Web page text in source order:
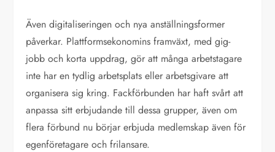
Även digitaliseringen och nya anställningsformer
påverkar. Plattformsekonomins framväxt, med gig-
jobb och korta uppdrag, gör att många arbetstagare
inte har en tydlig arbetsplats eller arbetsgivare att
organisera sig kring. Fackförbunden har haft svårt att
anpassa sitt erbjudande till dessa grupper, även om
flera förbund nu börjar erbjuda medlemskap även för
egenföretagare och frilansare.